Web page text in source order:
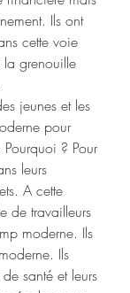
Ils ont
cette voie
la grenouille
jeunes et les
pour
? Pour
leurs
A cette
de travailleurs
moderne. Ils
Ils
santé et leurs